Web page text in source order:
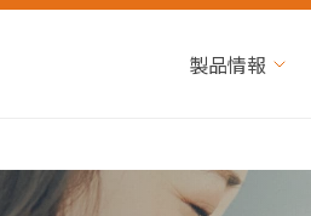
製品情報